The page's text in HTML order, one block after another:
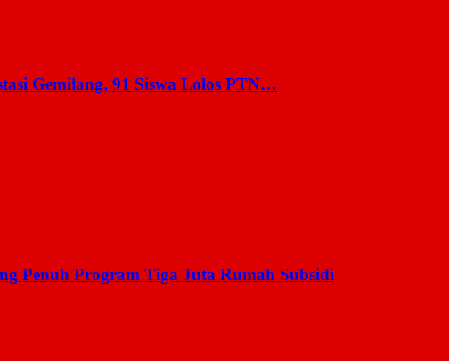
Gemilang, 91 Siswa Lolos PTN…
Penuh Program Tiga Juta Rumah Subsidi